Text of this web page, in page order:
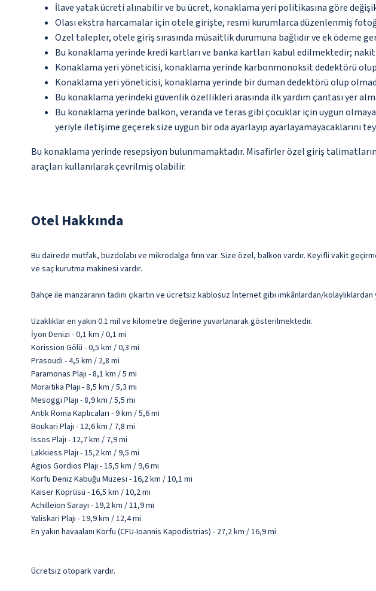
İlave yatak ücreti alınabilir ve bu ücret, konaklama yeri politikasına göre
Olası ekstra harcamalar için otele girişte, resmi kurumlarca düzenlenmiş
Özel talepler, otele giriş sırasında müsaitlik durumuna bağlıdır ve ek ödeme
Bu konaklama yerinde kredi kartları ve banka kartları kabul edilmektedir;
Konaklama yeri yöneticisi, konaklama yerinde karbonmonoksit dedektörü
Konaklama yeri yöneticisi, konaklama yerinde bir duman dedektörü olup
Bu konaklama yerindeki güvenlik özellikleri arasında ilk yardım çantası yer
Bu konaklama yerinde balkon, veranda ve teras gibi çocuklar için uygun
yeriyle iletişime geçerek size uygun bir oda ayarlayıp ayarlayamayacaklarını
Bu konaklama yerinde resepsiyon bulunmamaktadır. Misafirler özel giriş
araçları kullanılarak çevrilmiş olabilir.
Otel Hakkında
Bu dairede mutfak, buzdolabı ve mikrodalga fırın var. Size özel, balkon vardır. Keyifli vakit
ve saç kurutma makinesi vardır.
Bahçe ile manzaranın tadını çıkartın ve ücretsiz kablosuz İnternet gibi imkânlardan/kolaylıklardan
Uzaklıklar en yakın 0.1 mil ve kilometre değerine yuvarlanarak gösterilmektedir.
İyon Denizi - 0,1 km / 0,1 mi
Korission Gölü - 0,5 km / 0,3 mi
Prasoudi - 4,5 km / 2,8 mi
Paramonas Plajı - 8,1 km / 5 mi
Moraitika Plajı - 8,5 km / 5,3 mi
Mesoggi Plajı - 8,9 km / 5,5 mi
Antik Roma Kaplıcaları - 9 km / 5,6 mi
Boukari Plajı - 12,6 km / 7,8 mi
Issos Plajı - 12,7 km / 7,9 mi
Lakkiess Plajı - 15,2 km / 9,5 mi
Agios Gordios Plajı - 15,5 km / 9,6 mi
Korfu Deniz Kabuğu Müzesi - 16,2 km / 10,1 mi
Kaiser Köprüsü - 16,5 km / 10,2 mi
Achilleion Sarayı - 19,2 km / 11,9 mi
Yaliskari Plajı - 19,9 km / 12,4 mi
En yakın havaalanı Korfu (CFU-Ioannis Kapodistrias) - 27,2 km / 16,9 mi
Ücretsiz otopark vardır.